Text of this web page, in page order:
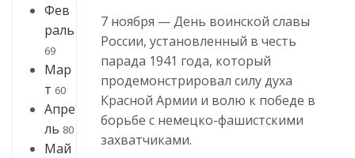
Фев
раль
69
Мар
т 60
Апре
ль 80
Май
7 ноября — День воинской славы
России, установленный в честь
парада 1941 года, который
продемонстрировал силу духа
Красной Армии и волю к победе в
борьбе с немецко-фашистскими
захватчиками.